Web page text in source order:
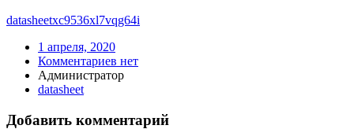
datasheetxc9536xl7vqg64i
1 апреля, 2020
Комментариев нет
Администратор
datasheet
Добавить комментарий